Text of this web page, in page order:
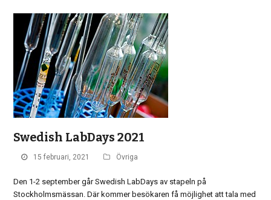
Swedish LabDays 2021
15 februari, 2021 Övriga
Den 1-2 september går Swedish LabDays av stapeln på
Stockholmsmässan. Där kommer besökaren få möjlighet att tala med